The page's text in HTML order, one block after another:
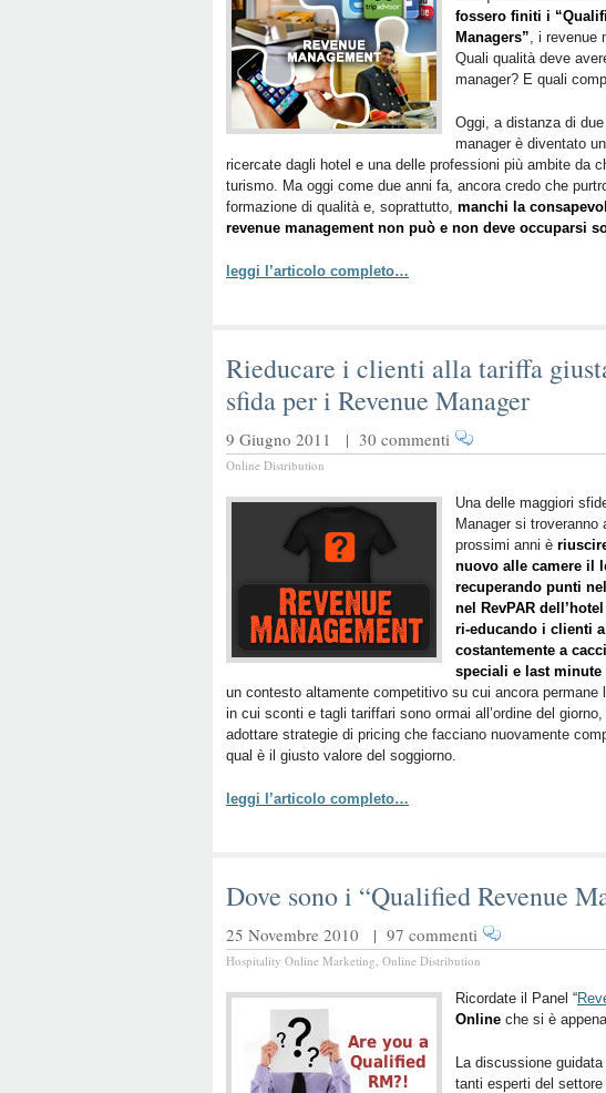
fossero finiti i
Managers”, i revenue
Quali qualità deve
manager? E quali
Oggi, a distanza di
manager è diventato
ricercate dagli hotel e una delle professioni più ambite da
turismo. Ma oggi come due anni fa, ancora credo che
formazione di qualità e, soprattutto, manchi la
revenue management non può e non deve occuparsi
leggi l’articolo completo…
Rieducare i clienti alla tariffa
sfida per i Revenue Manager
9 Giugno 2011 | 30 commenti
Online Distribution
Una delle maggiori
Manager si troveranno
prossimi anni è
nuovo alle camere il
recuperando punti
nel RevPAR dell’hotel
ri-educando i clienti
costantemente a
speciali e last minute
un contesto altamente competitivo su cui ancora permane
in cui sconti e tagli tariffari sono ormai all’ordine del
adottare strategie di pricing che facciano nuovamente
qual è il giusto valore del soggiorno.
leggi l’articolo completo…
Dove sono i “Qualified Revenue
25 Novembre 2010 | 97 commenti
Hospitality Online Marketing, Online Distribution
Ricordate il Panel “
Online che si è
La discussione
tanti esperti del